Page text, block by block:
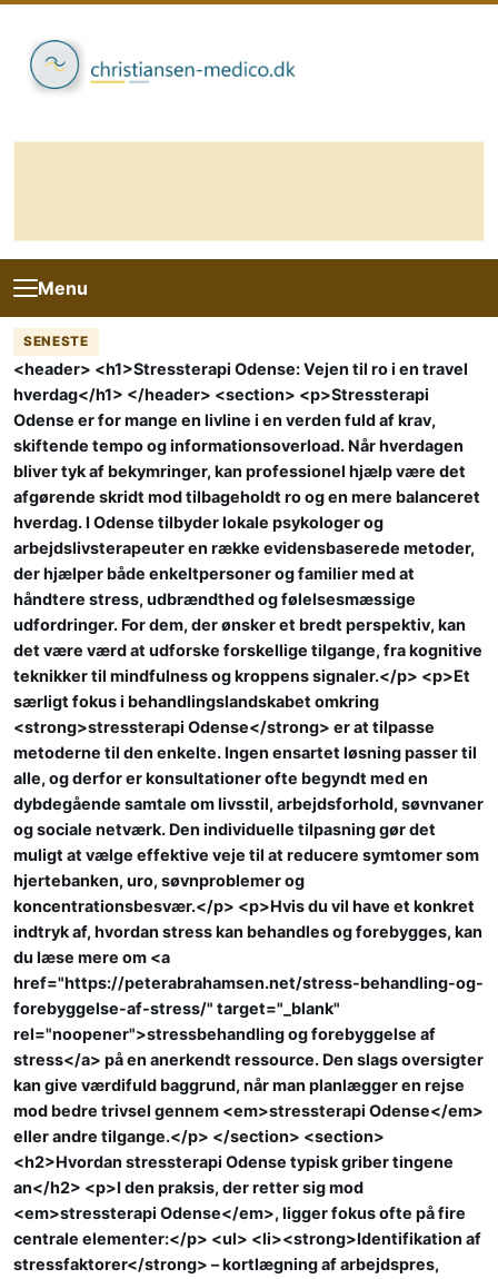
Menu
SENESTE
<header> <h1>Stressterapi Odense: Vejen til ro i en travel
hverdag</h1> </header> <section> <p>Stressterapi
Odense er for mange en livline i en verden fuld af krav,
skiftende tempo og informationsoverload. Når hverdagen
bliver tyk af bekymringer, kan professionel hjælp være det
afgørende skridt mod tilbageholdt ro og en mere balanceret
hverdag. I Odense tilbyder lokale psykologer og
arbejdslivsterapeuter en række evidensbaserede metoder,
der hjælper både enkeltpersoner og familier med at
håndtere stress, udbrændthed og følelsesmæssige
udfordringer. For dem, der ønsker et bredt perspektiv, kan
det være værd at udforske forskellige tilgange, fra kognitive
teknikker til mindfulness og kroppens signaler.</p> <p>Et
særligt fokus i behandlingslandskabet omkring
<strong>stressterapi Odense</strong> er at tilpasse
metoderne til den enkelte. Ingen ensartet løsning passer til
alle, og derfor er konsultationer ofte begyndt med en
dybdegående samtale om livsstil, arbejdsforhold, søvnvaner
og sociale netværk. Den individuelle tilpasning gør det
muligt at vælge effektive veje til at reducere symtomer som
hjertebanken, uro, søvnproblemer og
koncentrationsbesvær.</p> <p>Hvis du vil have et konkret
indtryk af, hvordan stress kan behandles og forebygges, kan
du læse mere om <a
href="https://peterabrahamsen.net/stress-behandling-og-
forebyggelse-af-stress/" target="_blank"
rel="noopener">stressbehandling og forebyggelse af
stress</a> på en anerkendt ressource. Den slags oversigter
kan give værdifuld baggrund, når man planlægger en rejse
mod bedre trivsel gennem <em>stressterapi Odense</em>
eller andre tilgange.</p> </section> <section>
<h2>Hvordan stressterapi Odense typisk griber tingene
an</h2> <p>I den praksis, der retter sig mod
<em>stressterapi Odense</em>, ligger fokus ofte på fire
centrale elementer:</p> <ul> <li><strong>Identifikation af
stressfaktorer</strong> – kortlægning af arbejdspres,